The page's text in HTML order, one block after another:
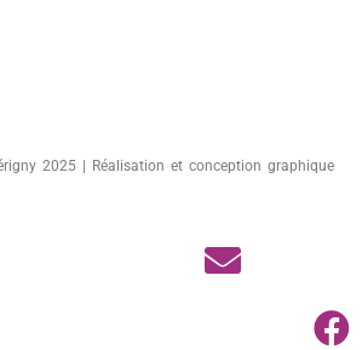
2025 | Réalisation et conception graphique